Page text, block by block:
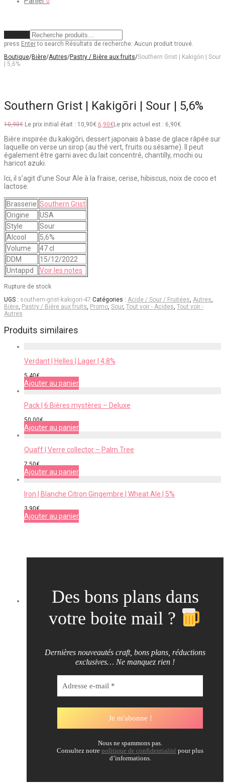
press Enterto search Résultats de recherche: Aucun produit trouvé.
Boutique/Bière/Autres/Pastry / Bière aux fruits/Southern Grist | Kakigōri | Sour
| 5,6%
Southern Grist | Kakigōri | Sour | 5,6%
10,90€ Le prix initial était : 10,90€.6,90€Le prix actuel est : 6,90€.
Bière inspirée du kakigōri, dessert japonais à base de glace râpée sur
laquelle on verse un sirop (au thé vert, fruits ou sésame). Il peut
également être garni avec du lait concentré, chantilly, mochi ou
haricot azuki.
Ici, il s’agit d’une Sour Ale à la fraise, cerise, hibiscus, noix de coco et
lactose.
Brasserie Southern Grist
Origine
USA
Style
Sour
Alcool
5,6%
Volume
47 cl
DDM
15/12/2022
Untappd
Voir les notes
Rupture de stock
UGS : southern-grist-kakigori-47 Catégories : Acide / Sour / Fruitées, Autres,
Bière, Pastry / Bière aux fruits, Promo, Sour, Tout voir - Acides, Tout voir -
Autres
Produits similaires
Verdant | Helles | Lager | 4,8%
5,40€
Ajouter au panier
Pack | 6 Bières mystères – Deluxe
50,00€
Ajouter au panier
Quaff | Verre collector – Palm Tree
7,50€
Ajouter au panier
Iron | Blanche Citron Gingembre | Wheat Ale | 5%
3,90€
Ajouter au panier
Des bons plans dans
votre boite mail ?
Dernières nouveautés craft, bons plans, réductions
exclusives… Ne manquez rien !
Nous ne spammons pas.
Consultez notre politique de confidentialité pour plus
d’informations.